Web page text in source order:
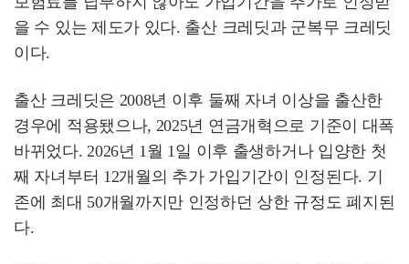
을 수 있는 제도가 있다. 출산 크레딧과 군복무 크레딧
이다.
출산 크레딧은 2008년 이후 둘째 자녀 이상을 출산한
경우에 적용됐으나, 2025년 연금개혁으로 기준이 대폭
바뀌었다. 2026년 1월 1일 이후 출생하거나 입양한 첫
째 자녀부터 12개월의 추가 가입기간이 인정된다. 기
존에 최대 50개월까지만 인정하던 상한 규정도 폐지된
다.